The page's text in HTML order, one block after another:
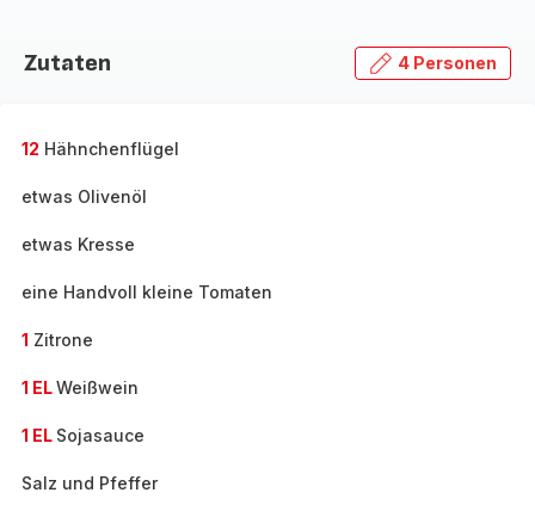
Zutaten 4 Personen
12 Hähnchenflügel
etwas Olivenöl
etwas Kresse
eine Handvoll kleine Tomaten
1 Zitrone
1 ELWeißwein
1 EL Sojasauce
Salz und Pfeffer